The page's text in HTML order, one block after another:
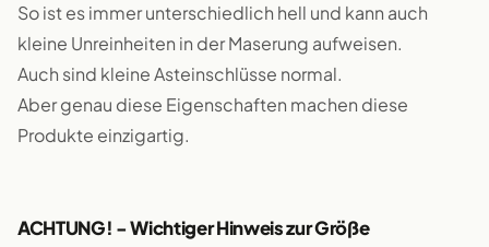
So ist es immer unterschiedlich hell und kann auch
kleine Unreinheiten in der Maserung aufweisen.
Auch sind kleine Asteinschlüsse normal.
Aber genau diese Eigenschaften machen diese
Produkte einzigartig.
ACHTUNG! - Wichtiger Hinweis zur Größe